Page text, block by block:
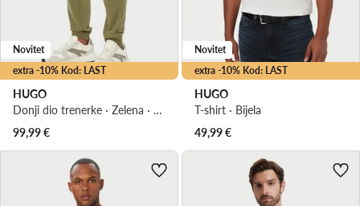
extra -10% Kod: LAST
Novitet
HUGO
Donji dio trenerke · Zelena · Regular Fit
99,99€
extra -10% Kod: LAST
Novitet
HUGO
T-shirt · Bijela
49,99€